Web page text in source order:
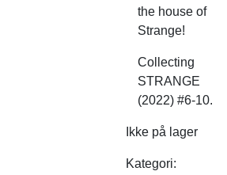
the house of
Strange!
Collecting
STRANGE
(2022) #6-10.
Ikke på lager
Kategori: